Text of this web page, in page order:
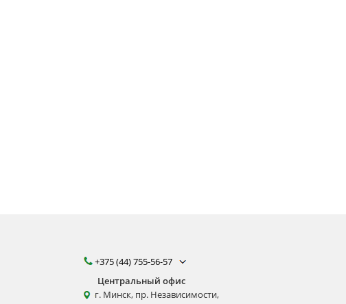
+375 (44) 755-56-57
Центральный офис
г. Минск, пр. Независимости,